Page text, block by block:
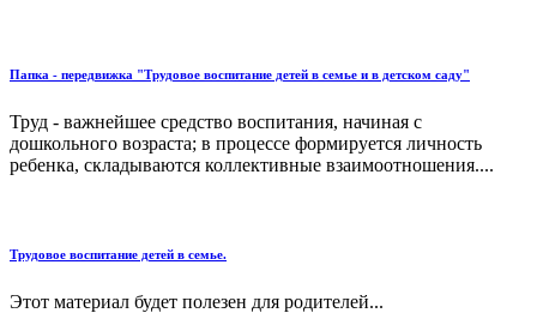
Папка - передвижка "Трудовое воспитание детей в семье и в детском саду"
Труд - важнейшее средство воспитания, начиная с
дошкольного возраста; в процессе формируется личность
ребенка, складываются коллективные взаимоотношения....
Трудовое воспитание детей в семье.
Этот материал будет полезен для родителей...